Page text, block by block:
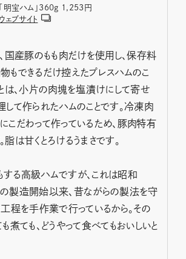
明宝ハム」360g 1,253円
ブサイト
、国産豚のもも肉だけを使用し、保存料
もできるだけ控えたプレスハムのこ
とは、小片の肉塊を塩漬けにして寄せ
して作られたハムのことです。冷凍肉
こだわって作っているため、豚肉特有
は甘くとろけるうまさです。
る高級ハムですが、これは昭和
製造開始以来、昔ながらの製法を守
工程を手作業で行っているから。その
煮ても、どうやって食べてもおいしいと